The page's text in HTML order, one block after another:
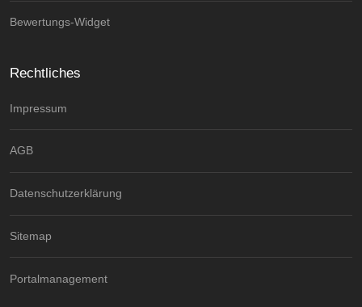
Bewertungs-Widget
Rechtliches
Impressum
AGB
Datenschutzerklärung
Sitemap
Portalmanagement